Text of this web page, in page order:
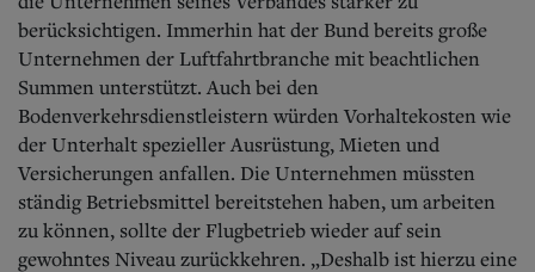
berücksichtigen. Immerhin hat der Bund bereits große
Unternehmen der Luftfahrtbranche mit beachtlichen
Summen unterstützt. Auch bei den
Bodenverkehrsdienstleistern würden Vorhaltekosten wie
der Unterhalt spezieller Ausrüstung, Mieten und
Versicherungen anfallen. Die Unternehmen müssten
ständig Betriebsmittel bereitstehen haben, um arbeiten
zu können, sollte der Flugbetrieb wieder auf sein
gewohntes Niveau zurückkehren. „Deshalb ist hierzu eine